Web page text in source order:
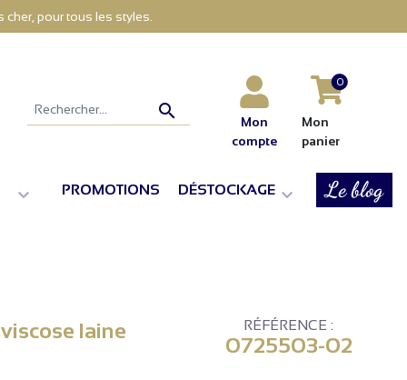
pour tous les styles.

Mon
compte
0
Mon
panier
 PROMOTIONS DÉSTOCKAGE  Le blog
laine RÉFÉRENCE :
0725503-02